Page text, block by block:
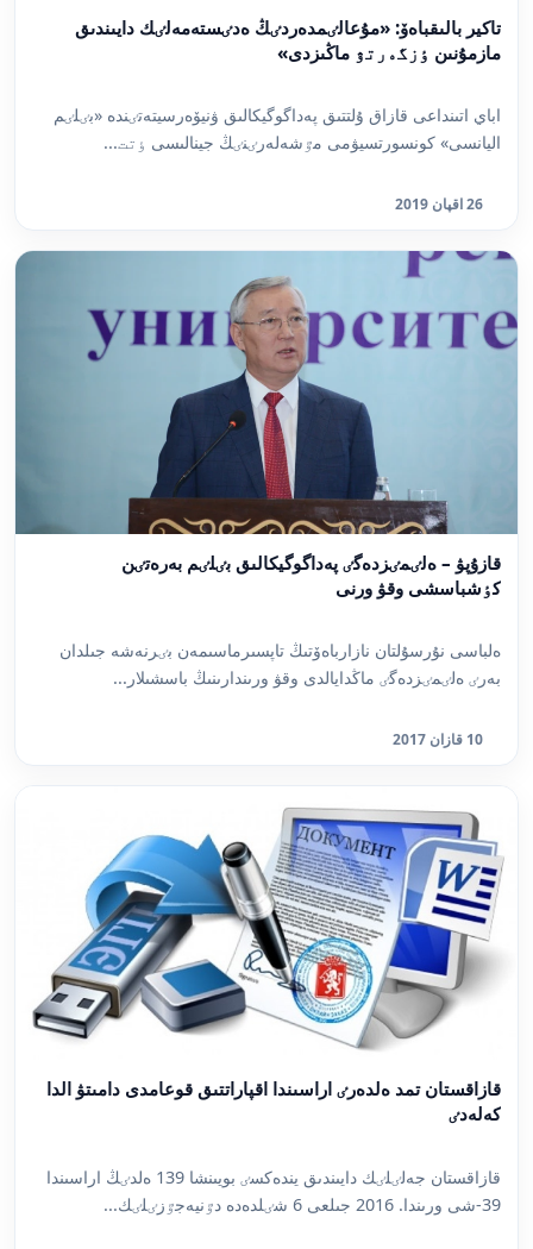
تاكير بالىقباەۆ: «مۇعالٸمدەردٸڭ ەدٸستەمەلٸك دايىندىق
مازمۇنىن ٶزگەرتۋ ماڭىزدى»
اباي اتىنداعى قازاق ۇلتتىق پەداگوگيكالىق ۋنيۆەرسيتەتٸندە «بٸلٸم
اليانسى» كونسورتسيۋمى مٷشەلەرٸنٸڭ جينالىسى ٶتت...
26 اقپان 2019
قازۇپۋ – ەلٸمٸزدەگٸ پەداگوگيكالىق بٸلٸم بەرەتٸن
كٶشباسشى وقۋ ورنى
ەلباسى نۇرسۇلتان نازارباەۆتىڭ تاپسىرماسىمەن بٸرنەشە جىلدان
بەرٸ ەلٸمٸزدەگٸ ماڭدايالدى وقۋ ورىندارىنىڭ باسشىلار...
10 قازان 2017
قازاقستان تمد ەلدەرٸ اراسىندا اقپاراتتىق قوعامدى دامىتۋ الدا
كەلەدٸ
قازاقستان جەلٸلٸك دايىندىق يندەكسٸ بويىنشا 139 ەلدٸڭ اراسىندا
39-شى ورىندا. 2016 جىلعى 6 شٸلدەدە دٷنيەجٷزٸلٸك...